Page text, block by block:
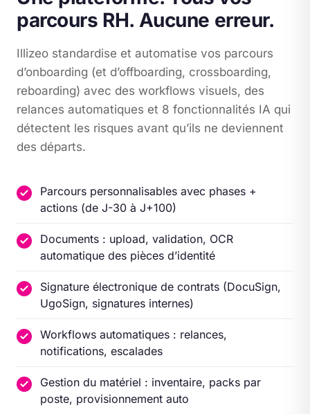
parcours RH. Aucune erreur.
Illizeo standardise et automatise vos parcours
d’onboarding (et d’offboarding, crossboarding,
reboarding) avec des workflows visuels, des
relances automatiques et 8 fonctionnalités IA qui
détectent les risques avant qu’ils ne deviennent
des départs.
Parcours personnalisables avec phases +
actions (de J-30 à J+100)
Documents : upload, validation, OCR
automatique des pièces d’identité
Signature électronique de contrats (DocuSign,
UgoSign, signatures internes)
Workflows automatiques : relances,
notifications, escalades
Gestion du matériel : inventaire, packs par
poste, provisionnement auto